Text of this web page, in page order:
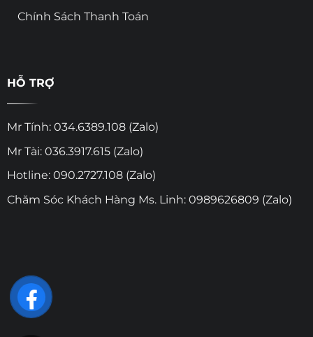
Chính Sách Thanh Toán
HỖ TRỢ
Mr Tính: 034.6389.108 (Zalo)
Mr Tài: 036.3917.615 (Zalo)
Hotline: 090.2727.108 (Zalo)
Chăm Sóc Khách Hàng Ms. Linh: 0989626809 (Zalo)